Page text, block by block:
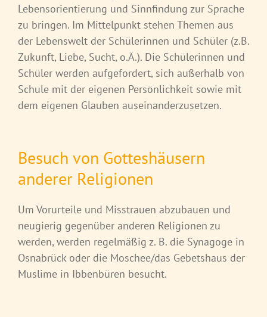
Lebensorientierung und Sinnfindung zur Sprache
zu bringen. Im Mittelpunkt stehen Themen aus
der Lebenswelt der Schülerinnen und Schüler (z.B.
Zukunft, Liebe, Sucht, o.Ä.). Die Schülerinnen und
Schüler werden aufgefordert, sich außerhalb von
Schule mit der eigenen Persönlichkeit sowie mit
dem eigenen Glauben auseinanderzusetzen.
Besuch von Gotteshäusern
anderer Religionen
Um Vorurteile und Misstrauen abzubauen und
neugierig gegenüber anderen Religionen zu
werden, werden regelmäßig z. B. die Synagoge in
Osnabrück oder die Moschee/das Gebetshaus der
Muslime in Ibbenbüren besucht.